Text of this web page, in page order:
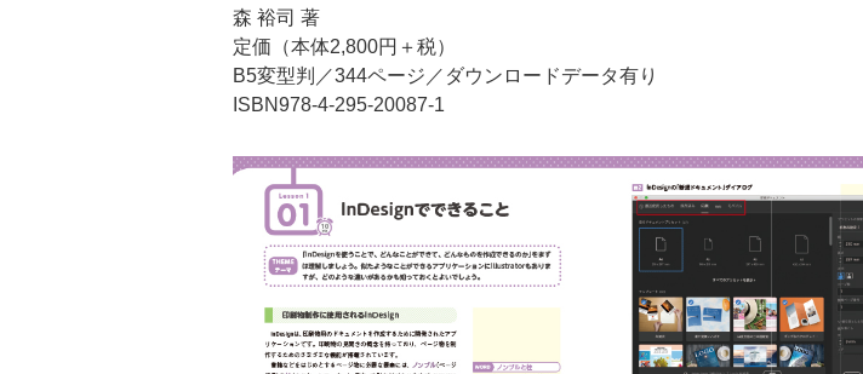
森 裕司 著
定価（本体2,800円＋税）
B5変型判／344ページ／ダウンロードデータ有り
ISBN978-4-295-20087-1